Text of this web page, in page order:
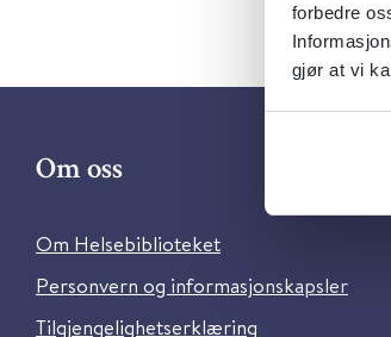
forbedre
gjør at vi
Om oss
Om Helsebiblioteket
Personvern og informasjonskapsler
Tilgjengelighetserklæring